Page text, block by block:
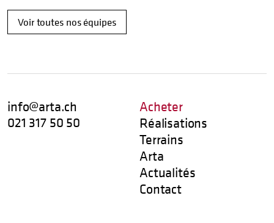
Voir toutes nos équipes
info@arta.ch
021 317 50 50
Acheter
Réalisations
Terrains
Arta
Actualités
Contact